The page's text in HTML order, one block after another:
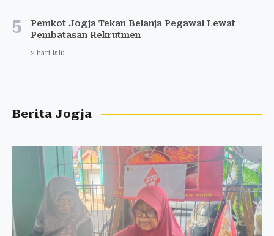
5
Pemkot Jogja Tekan Belanja Pegawai Lewat
Pembatasan Rekrutmen
2 hari lalu
Berita Jogja